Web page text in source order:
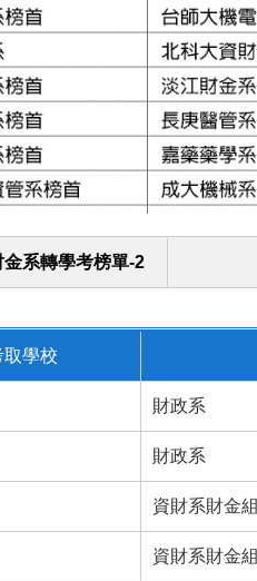
金系轉學考榜單-2
取學校
財政系
財政系
資財系財金組
資財系財金組